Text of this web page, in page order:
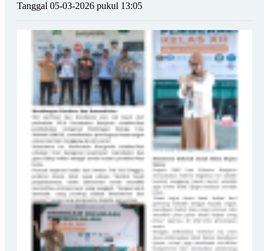
Tanggal 05-03-2026 pukul 13:05